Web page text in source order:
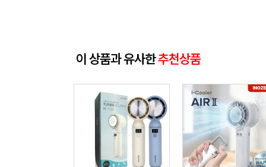
이 상품과 유사한추천상품